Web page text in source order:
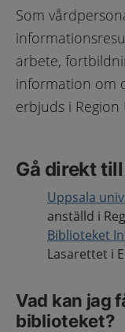
Som
arbete,
information om
erbjuds i Region
Gå direkt
Uppsala
anställd i
Biblioteket
Lasarettet i
Vad kan jag
biblioteket?